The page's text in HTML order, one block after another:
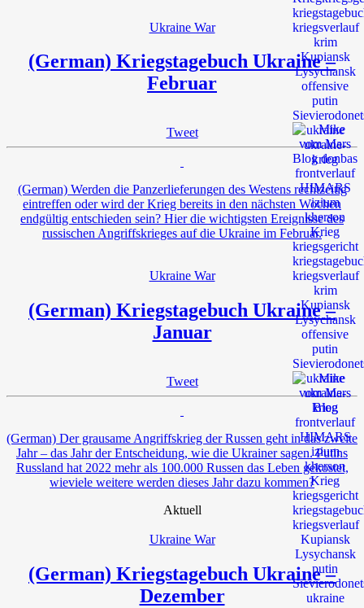
Ukraine War
(German) Kriegstagebuch Ukraine –
Februar
Tweet
(German) Werden die Panzerlieferungen des Westens rechtzeitig
eintreffen oder wird der Krieg bereits in den nächsten Wochen
endgültig entschieden sein? Hier die wichtigsten Ereignisse des
russischen Angriffskrieges auf die Ukraine im Februar.
Ukraine War
(German) Kriegstagebuch Ukraine –
Januar
Tweet
(German) Der grausame Angriffskrieg der Russen geht in das zweite
Jahr – das Jahr der Entscheidung, wie die Ukrainer sagen. Putins
Russland hat 2022 mehr als 100.000 Russen das Leben gekostet,
wieviele weitere werden dieses Jahr dazu kommen?
Aktuell
Ukraine War
(German) Kriegstagebuch Ukraine –
Dezember